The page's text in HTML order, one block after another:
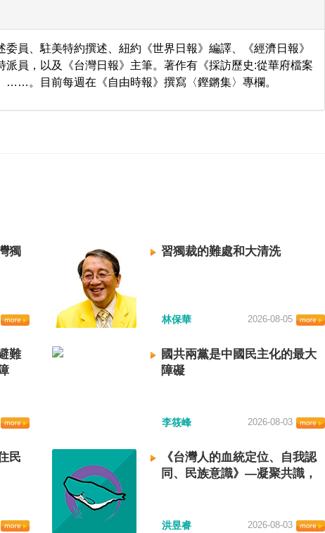
員、駐美特約撰述、紐約《世界日報》編譯、《經濟日報》
派員，以及《台灣日報》主筆。著作有《採訪歷史:從華府檔案
……。目前每週在《自由時報》撰寫〈鏗鏘集〉專欄。
獨
習獨裁的難處和大清洗
林保華 2026-08-05
難
國共兩黨是中國民主化的最大
障礙
李筱峰 2026-08-03
民
《台灣人的血統定位、自我認
同、民族意識》—凝聚共識，
洪昱睿 2026-08-03